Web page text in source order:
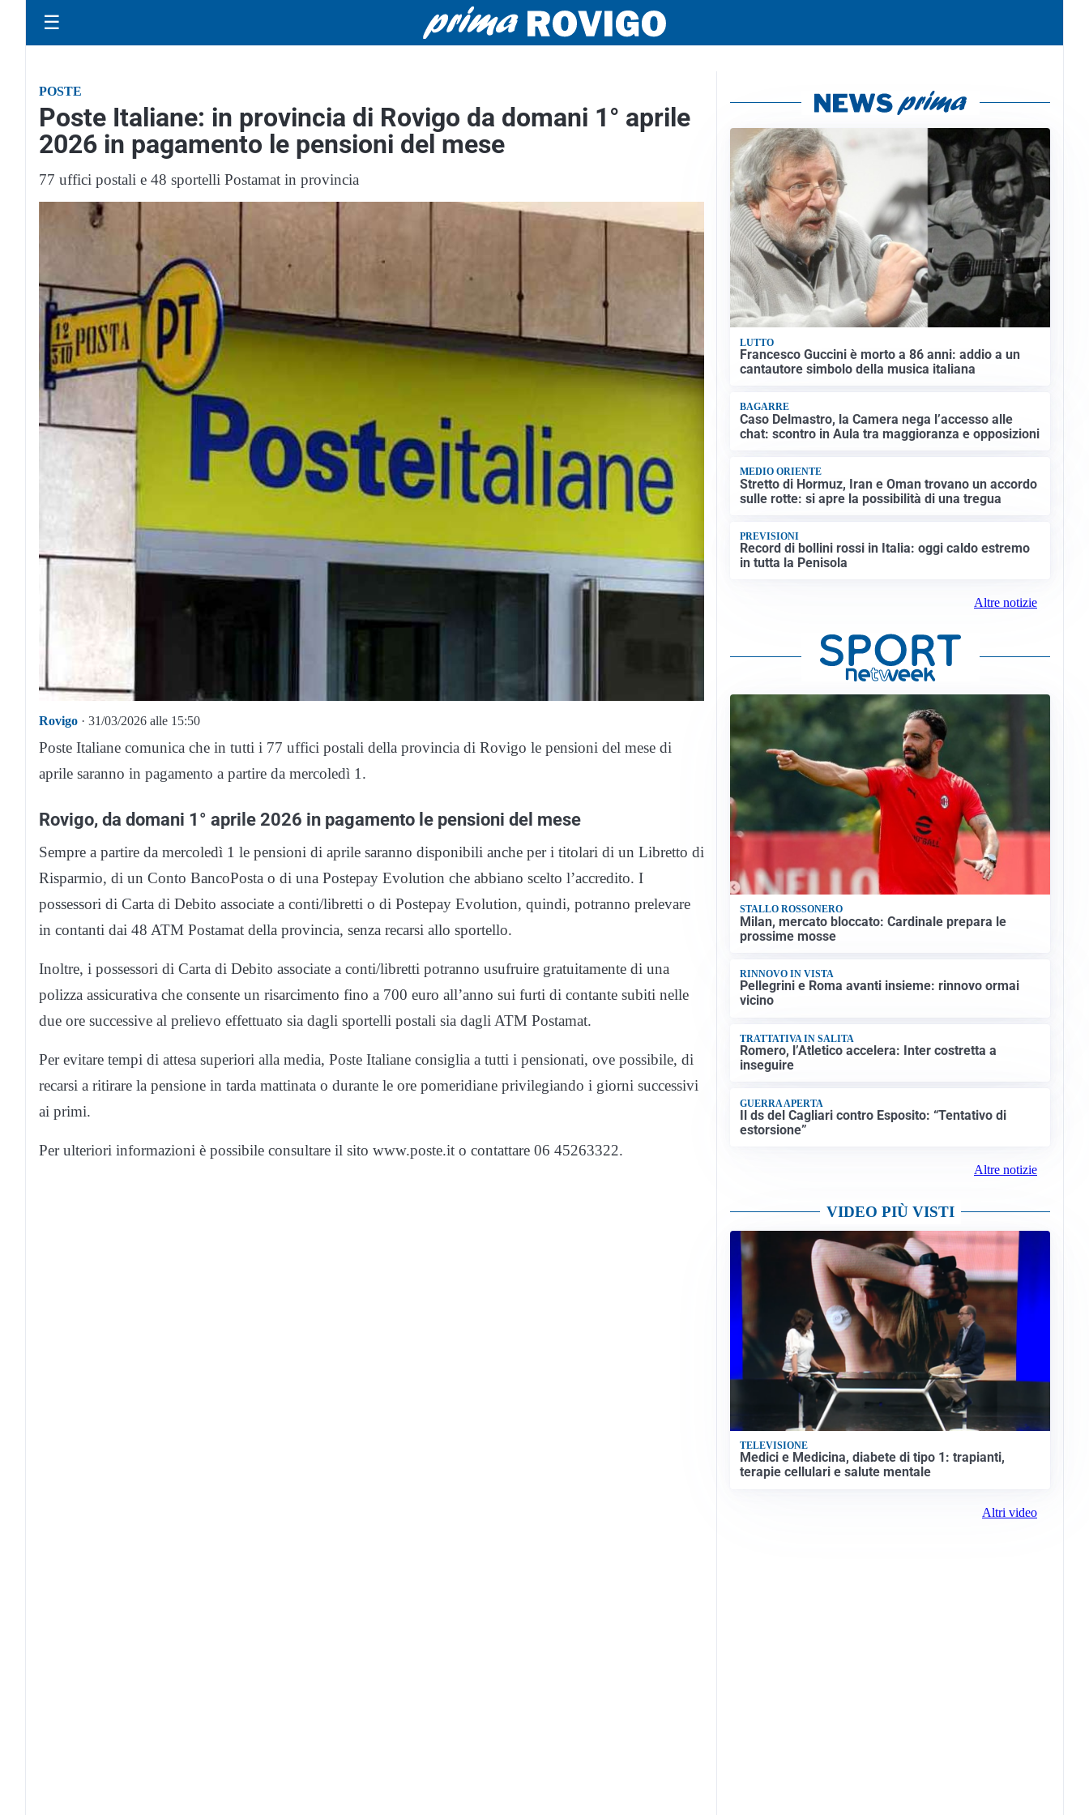
☰
POSTE
Poste Italiane: in provincia di Rovigo da domani 1° aprile
2026 in pagamento le pensioni del mese
77 uffici postali e 48 sportelli Postamat in provincia
Rovigo · 31/03/2026 alle 15:50
Poste Italiane comunica che in tutti i 77 uffici postali della provincia di Rovigo le pensioni del mese di
aprile saranno in pagamento a partire da mercoledì 1.
Rovigo, da domani 1° aprile 2026 in pagamento le pensioni del mese
Sempre a partire da mercoledì 1 le pensioni di aprile saranno disponibili anche per i titolari di un Libretto di
Risparmio, di un Conto BancoPosta o di una Postepay Evolution che abbiano scelto l’accredito. I
possessori di Carta di Debito associate a conti/libretti o di Postepay Evolution, quindi, potranno prelevare
in contanti dai 48 ATM Postamat della provincia, senza recarsi allo sportello.
Inoltre, i possessori di Carta di Debito associate a conti/libretti potranno usufruire gratuitamente di una
polizza assicurativa che consente un risarcimento fino a 700 euro all’anno sui furti di contante subiti nelle
due ore successive al prelievo effettuato sia dagli sportelli postali sia dagli ATM Postamat.
Per evitare tempi di attesa superiori alla media, Poste Italiane consiglia a tutti i pensionati, ove possibile, di
recarsi a ritirare la pensione in tarda mattinata o durante le ore pomeridiane privilegiando i giorni successivi
ai primi.
Per ulteriori informazioni è possibile consultare il sito www.poste.it o contattare 06 45263322.
LUTTO
Francesco Guccini è morto a 86 anni: addio a un
cantautore simbolo della musica italiana
BAGARRE
Caso Delmastro, la Camera nega l’accesso alle
chat: scontro in Aula tra maggioranza e opposizioni
MEDIO ORIENTE
Stretto di Hormuz, Iran e Oman trovano un accordo
sulle rotte: si apre la possibilità di una tregua
PREVISIONI
Record di bollini rossi in Italia: oggi caldo estremo
in tutta la Penisola
Altre notizie
STALLO ROSSONERO
Milan, mercato bloccato: Cardinale prepara le
prossime mosse
RINNOVO IN VISTA
Pellegrini e Roma avanti insieme: rinnovo ormai
vicino
TRATTATIVA IN SALITA
Romero, l’Atletico accelera: Inter costretta a
inseguire
GUERRA APERTA
Il ds del Cagliari contro Esposito: “Tentativo di
estorsione”
Altre notizie
VIDEO PIÙ VISTI
TELEVISIONE
Medici e Medicina, diabete di tipo 1: trapianti,
terapie cellulari e salute mentale
Altri video